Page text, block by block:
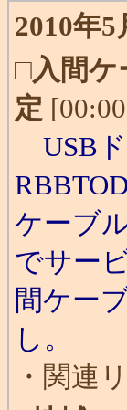
2010年5
□入間
定
USB
ケーブ
でサー
間ケー
し。
・関連